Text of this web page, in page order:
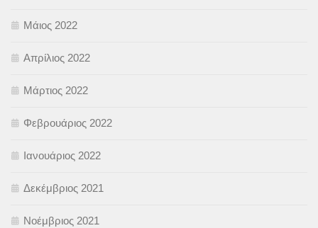
Μάιος 2022
Απρίλιος 2022
Μάρτιος 2022
Φεβρουάριος 2022
Ιανουάριος 2022
Δεκέμβριος 2021
Νοέμβριος 2021